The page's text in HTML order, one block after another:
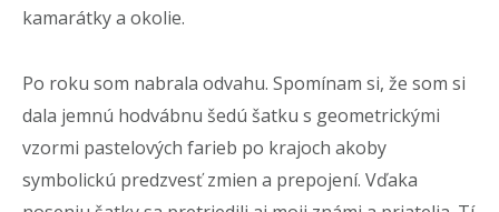
kamarátky a okolie.
Po roku som nabrala odvahu. Spomínam si, že som si
dala jemnú hodvábnu šedú šatku s geometrickými
vzormi pastelových farieb po krajoch akoby
symbolickú predzvesť zmien a prepojení. Vďaka